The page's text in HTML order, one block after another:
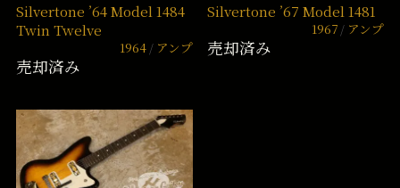
Silvertone ’64 Model 1484
Twin Twelve
1964 アンプ
売却済み
Silvertone ’67 Model 1481
1967 アンプ
売却済み